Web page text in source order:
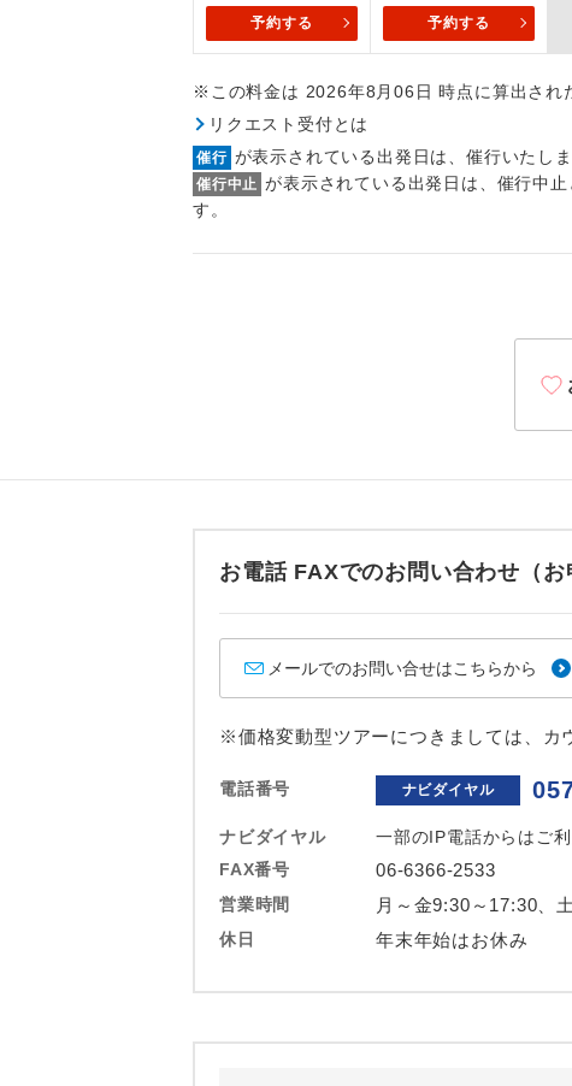
予約する 予約する
※この料金は 2026年8月06日 時点に算出され
リクエスト受付とは
催行 が表示されている出発日は、催行いたしま
催行中止 が表示されている出発日は、催行中
す。
お電話 FAXでのお問い合わせ（お
メールでのお問い合せはこちらから
※価格変動型ツアーにつきましては、カ
電話番号 ナビダイヤル
ナビダイヤル
一部のIP電話からはご
FAX番号
06-6366-2533
営業時間 月～金9:30～17:30、
休日 年末年始はお休み
トラベルイヤ
1名様催行
2名様催行
1名様1室同
ホテル指定
おひとり様バス